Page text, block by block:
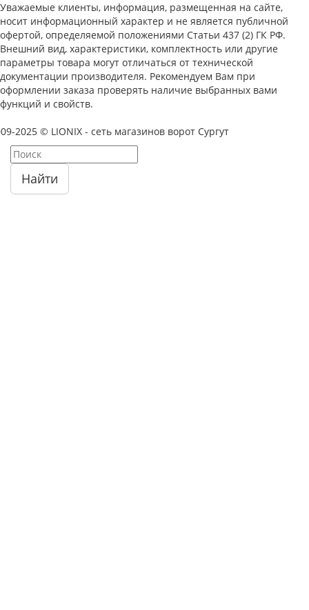
Уважаемые клиенты, информация, размещенная на сайте,
носит информационный характер и не является публичной
офертой, определяемой положениями Статьи 437 (2) ГК РФ.
Внешний вид, характеристики, комплектность или другие
параметры товара могут отличаться от технической
документации производителя. Рекомендуем Вам при
оформлении заказа проверять наличие выбранных вами
функций и свойств.
2025 © LIONIX - сеть магазинов ворот Сургут
Найти